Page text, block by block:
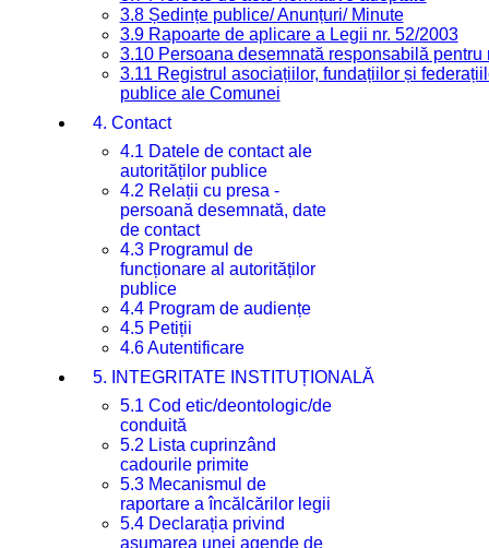
3.8 Ședințe publice/ Anunțuri/ Minute
3.9 Rapoarte de aplicare a Legii nr. 52/2003
3.10 Persoana desemnată responsabilă
3.11 Registrul asociațiilor, fundațiilor și
publice ale Comunei
4. Contact
4.1 Datele de contact ale
autorităților publice
4.2 Relații cu presa -
persoană desemnată, date
de contact
4.3 Programul de
funcționare al autorităților
publice
4.4 Program de audiențe
4.5 Petiții
4.6 Autentificare
5. INTEGRITATE INSTITUȚIONALĂ
5.1 Cod etic/deontologic/de
conduită
5.2 Lista cuprinzând
cadourile primite
5.3 Mecanismul de
raportare a încălcărilor legii
5.4 Declarația privind
asumarea unei agende de